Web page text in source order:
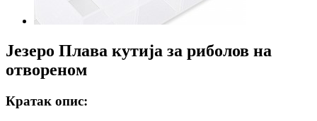
Језеро Плава кутија за риболов на
отвореном
Кратак опис: